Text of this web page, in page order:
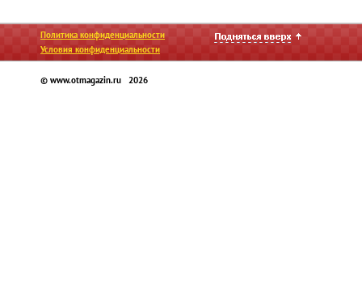
Политика конфиденциальности
Условия конфиденциальности
© www.otmagazin.ru 2026